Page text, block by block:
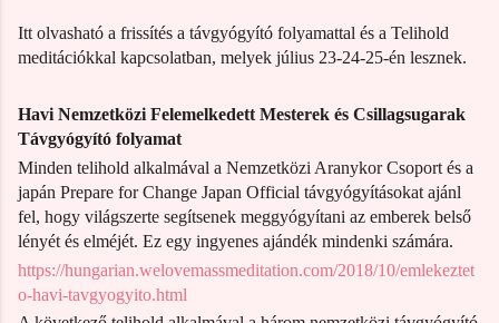
Itt olvasható a frissítés a távgyógyító folyamattal és a Telihold
meditációkkal kapcsolatban, melyek július 23-24-25-én lesznek.
Havi Nemzetközi Felemelkedett Mesterek és Csillagsugarak
Távgyógyító folyamat
Minden telihold alkalmával a Nemzetközi Aranykor Csoport és a
japán Prepare for Change Japan Official távgyógyításokat ajánl
fel, hogy világszerte segítsenek meggyógyítani az emberek belső
lényét és elméjét. Ez egy ingyenes ajándék mindenki számára.
https://hungarian.welovemassmeditation.com/2018/10/emlekeztet
o-havi-tavgyogyito.html